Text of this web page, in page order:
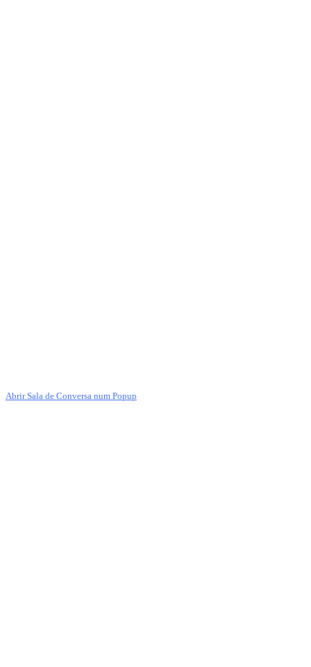
Abrir Sala de Conversa num Popup